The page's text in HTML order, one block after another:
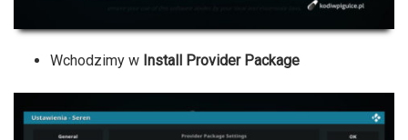
Wchodzimy w Install Provider Package